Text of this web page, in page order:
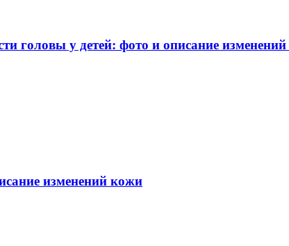
головы у детей: фото и описание
изменений кожи